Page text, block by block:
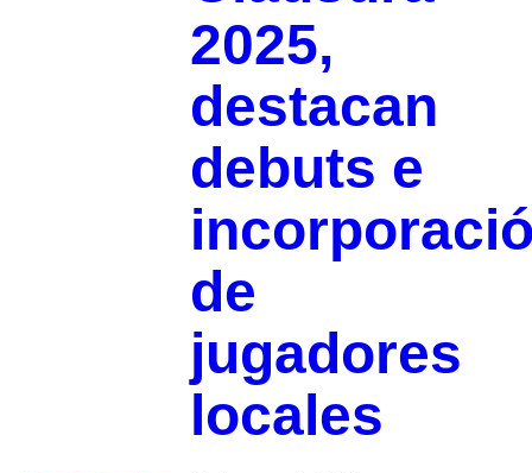
2025,
destacan
debuts e
de
jugadores
locales